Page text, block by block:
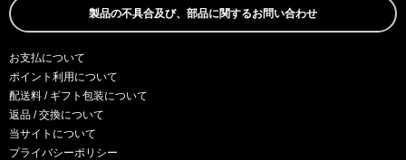
製品の不具合及び、部品に関するお問い合わせ
お支払について
ポイント利用について
配送料 / ギフト包装について
返品 / 交換について
当サイトについて
プライバシーポリシー